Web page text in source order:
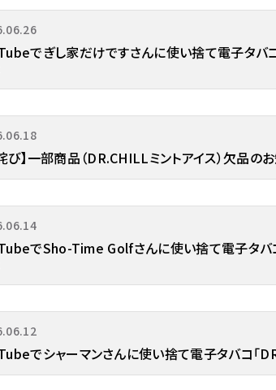
でぎし家だけですさんに使い捨て電子タバ
び】一部商品（DR.CHILLミントアイス）欠品の
でSho-Time Golfさんに使い捨て電子タバ
でシャーマンさんに使い捨て電子タバコ「